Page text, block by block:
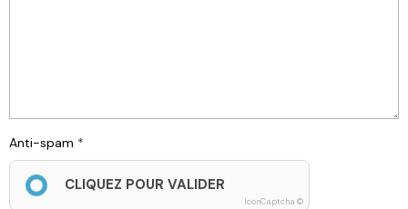
Anti-spam
CLIQUEZ POUR VALIDER
IconCaptcha ©